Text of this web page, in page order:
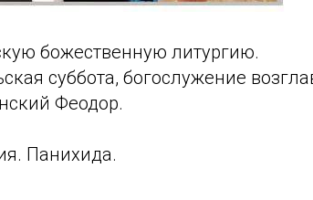
божественную литургию.
суббота, богослужение
Феодор.
Панихида.